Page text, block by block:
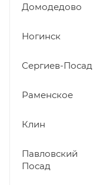
Домодедово
Ногинск
Сергиев-Посад
Раменское
Клин
Павловский
Посад